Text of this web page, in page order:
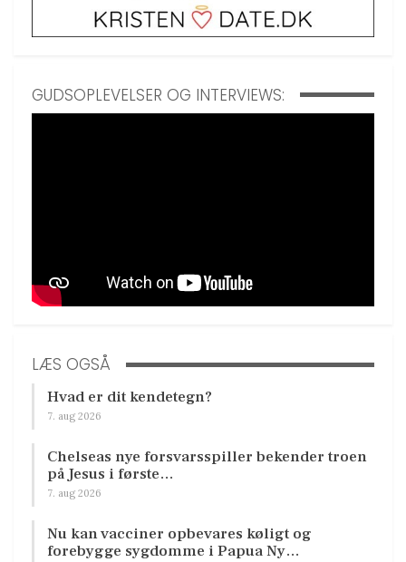
GUDSOPLEVELSER OG INTERVIEWS:
LÆS OGSÅ
Hvad er dit kendetegn?
7. aug 2026
Chelseas nye forsvarsspiller bekender troen
på Jesus i første…
7. aug 2026
Nu kan vacciner opbevares køligt og
forebygge sygdomme i Papua Ny…